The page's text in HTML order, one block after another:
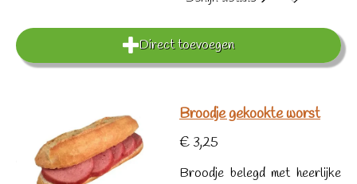
Direct toevoegen
Broodje gekookte worst
€ 3,25
Broodje belegd met heerlijke